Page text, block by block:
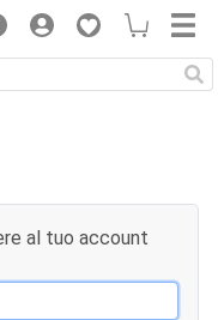
al tuo account